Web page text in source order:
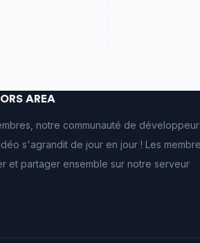
AREA
notre communauté de
s'agrandit de jour en jour ! Les
et partager ensemble sur notre serveur